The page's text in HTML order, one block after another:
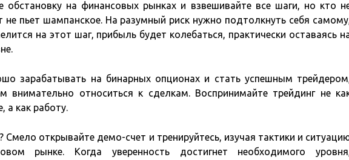
обстановку на финансовых рынках и взвешивайте все шаги, но кто
не пьет шампанское. На разумный риск нужно подтолкнуть себя
на этот шаг, прибыль будет колебаться, практически оставаясь
зарабатывать на бинарных опционах и стать успешным
внимательно относиться к сделкам. Воспринимайте трейдинг не
а как работу.
Смело открывайте демо-счет и тренируйтесь, изучая тактики и
рынке. Когда уверенность достигнет необходимого